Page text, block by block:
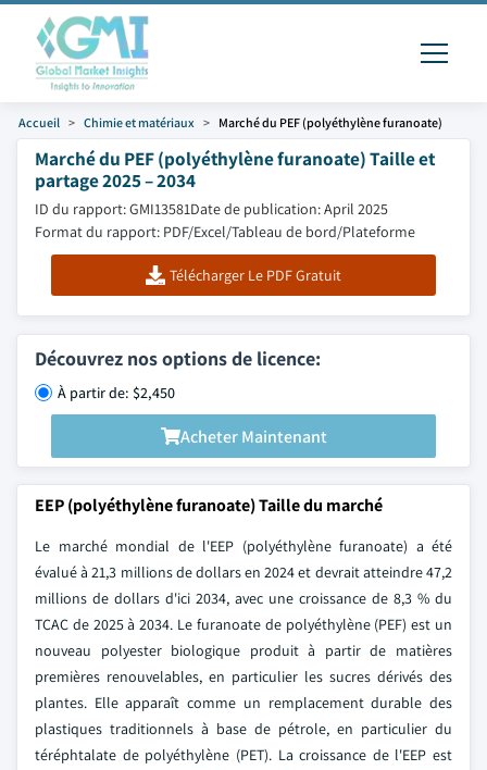
Accueil Chimie et matériaux Marché du PEF (polyéthylène furanoate)
Marché du PEF (polyéthylène furanoate) Taille et
partage 2025 – 2034
ID du rapport: GMI13581Date de publication: April 2025
Format du rapport: PDF/Excel/Tableau de bord/Plateforme
Télécharger Le PDF Gratuit
Découvrez nos options de licence:
À partir de: $2,450
Acheter Maintenant
EEP (polyéthylène furanoate) Taille du marché
Le marché mondial de l'EEP (polyéthylène furanoate) a été
évalué à 21,3 millions de dollars en 2024 et devrait atteindre 47,2
millions de dollars d'ici 2034, avec une croissance de 8,3 % du
TCAC de 2025 à 2034. Le furanoate de polyéthylène (PEF) est un
nouveau polyester biologique produit à partir de matières
premières renouvelables, en particulier les sucres dérivés des
plantes. Elle apparaît comme un remplacement durable des
plastiques traditionnels à base de pétrole, en particulier du
téréphtalate de polyéthylène (PET). La croissance de l'EEP est